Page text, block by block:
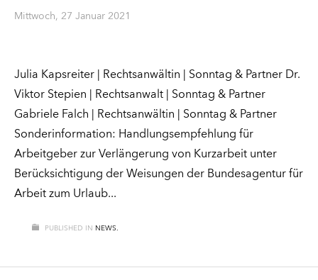
Mittwoch, 27 Januar 2021
Julia Kapsreiter | Rechtsanwältin | Sonntag & Partner Dr.
Viktor Stepien | Rechtsanwalt | Sonntag & Partner
Gabriele Falch | Rechtsanwältin | Sonntag & Partner
Sonderinformation: Handlungsempfehlung für
Arbeitgeber zur Verlängerung von Kurzarbeit unter
Berücksichtigung der Weisungen der Bundesagentur für
Arbeit zum Urlaub
PUBLISHED IN NEWS.